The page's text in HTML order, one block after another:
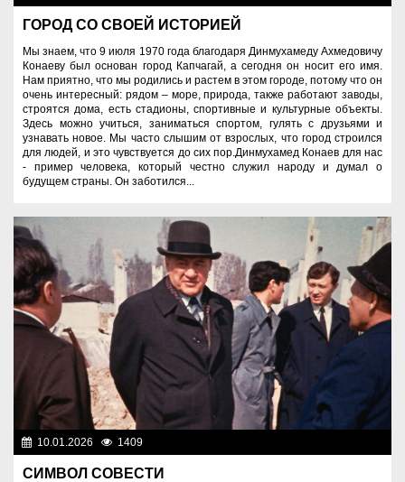
ГОРОД СО СВОЕЙ ИСТОРИЕЙ
Мы знаем, что 9 июля 1970 года благодаря Динмухамеду Ахмедовичу
Конаеву был основан город Капчагай, а сегодня он носит его имя.
Нам приятно, что мы родились и растем в этом городе, потому что он
очень интересный: рядом – море, природа, также работают заводы,
строятся дома, есть стадионы, спортивные и культурные объекты.
Здесь можно учиться, заниматься спортом, гулять с друзьями и
узнавать новое. Мы часто слышим от взрослых, что город строился
для людей, и это чувствуется до сих пор.Динмухамед Конаев для нас
- пример человека, который честно служил народу и думал о
будущем страны. Он заботился...
10.01.2026 1409
СИМВОЛ СОВЕСТИ